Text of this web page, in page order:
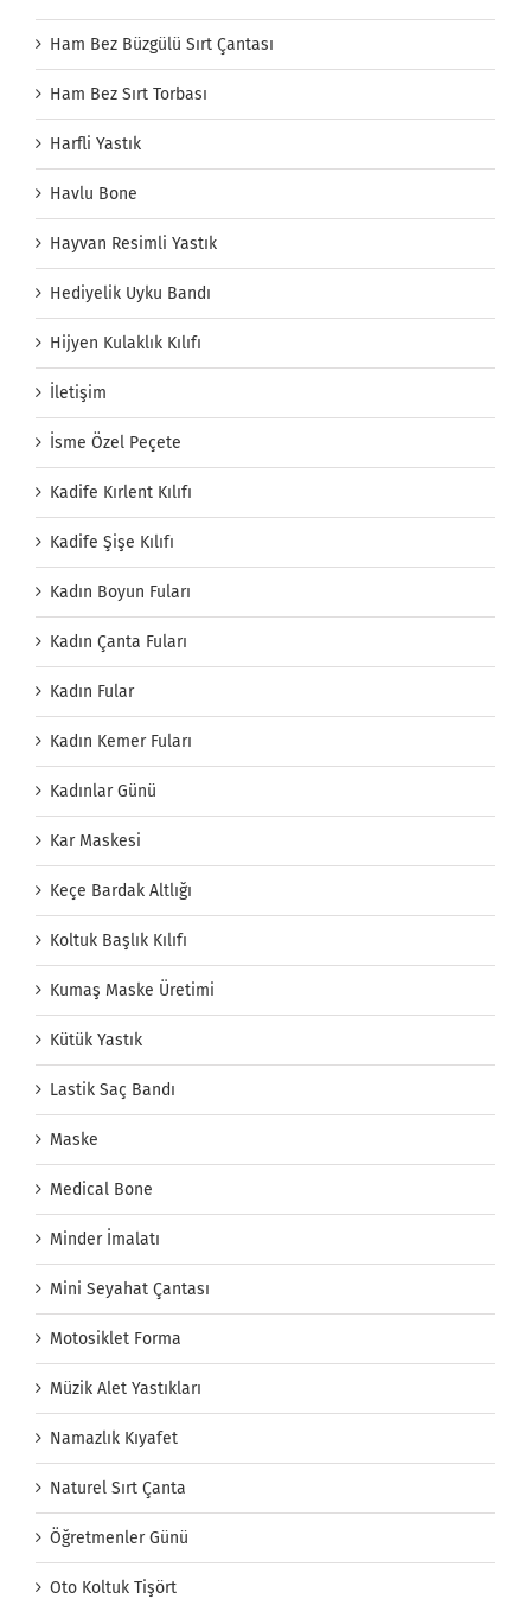
Ham Bez Büzgülü Sırt Çantası
Ham Bez Sırt Torbası
Harfli Yastık
Havlu Bone
Hayvan Resimli Yastık
Hediyelik Uyku Bandı
Hijyen Kulaklık Kılıfı
İletişim
İsme Özel Peçete
Kadife Kırlent Kılıfı
Kadife Şişe Kılıfı
Kadın Boyun Fuları
Kadın Çanta Fuları
Kadın Fular
Kadın Kemer Fuları
Kadınlar Günü
Kar Maskesi
Keçe Bardak Altlığı
Koltuk Başlık Kılıfı
Kumaş Maske Üretimi
Kütük Yastık
Lastik Saç Bandı
Maske
Medical Bone
Minder İmalatı
Mini Seyahat Çantası
Motosiklet Forma
Müzik Alet Yastıkları
Namazlık Kıyafet
Naturel Sırt Çanta
Öğretmenler Günü
Oto Koltuk Tişört